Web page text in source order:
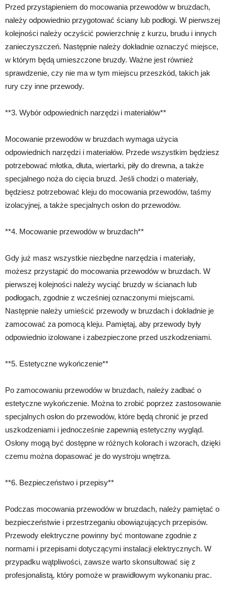
Przed przystąpieniem do mocowania przewodów w bruzdach,
należy odpowiednio przygotować ściany lub podłogi. W pierwszej
kolejności należy oczyścić powierzchnię z kurzu, brudu i innych
zanieczyszczeń. Następnie należy dokładnie oznaczyć miejsce,
w którym będą umieszczone bruzdy. Ważne jest również
sprawdzenie, czy nie ma w tym miejscu przeszkód, takich jak
rury czy inne przewody.
**3. Wybór odpowiednich narzędzi i materiałów**
Mocowanie przewodów w bruzdach wymaga użycia
odpowiednich narzędzi i materiałów. Przede wszystkim będziesz
potrzebować młotka, dłuta, wiertarki, piły do drewna, a także
specjalnego noża do cięcia bruzd. Jeśli chodzi o materiały,
będziesz potrzebować kleju do mocowania przewodów, taśmy
izolacyjnej, a także specjalnych osłon do przewodów.
**4. Mocowanie przewodów w bruzdach**
Gdy już masz wszystkie niezbędne narzędzia i materiały,
możesz przystąpić do mocowania przewodów w bruzdach. W
pierwszej kolejności należy wyciąć bruzdy w ścianach lub
podłogach, zgodnie z wcześniej oznaczonymi miejscami.
Następnie należy umieścić przewody w bruzdach i dokładnie je
zamocować za pomocą kleju. Pamiętaj, aby przewody były
odpowiednio izolowane i zabezpieczone przed uszkodzeniami.
**5. Estetyczne wykończenie**
Po zamocowaniu przewodów w bruzdach, należy zadbać o
estetyczne wykończenie. Można to zrobić poprzez zastosowanie
specjalnych osłon do przewodów, które będą chronić je przed
uszkodzeniami i jednocześnie zapewnią estetyczny wygląd.
Osłony mogą być dostępne w różnych kolorach i wzorach, dzięki
czemu można dopasować je do wystroju wnętrza.
**6. Bezpieczeństwo i przepisy**
Podczas mocowania przewodów w bruzdach, należy pamiętać o
bezpieczeństwie i przestrzeganiu obowiązujących przepisów.
Przewody elektryczne powinny być montowane zgodnie z
normami i przepisami dotyczącymi instalacji elektrycznych. W
przypadku wątpliwości, zawsze warto skonsultować się z
profesjonalistą, który pomoże w prawidłowym wykonaniu prac.